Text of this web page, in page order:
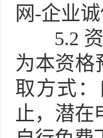
网-企业
5.2
为本资格
取方式：
止，潜在